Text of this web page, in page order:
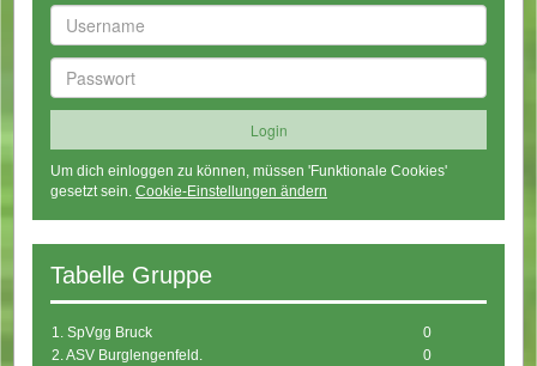
Um dich einloggen zu können, müssen 'Funktionale Cookies'
gesetzt sein. Cookie-Einstellungen ändern
Tabelle Gruppe
1. SpVgg Bruck
0
2. ASV Burglengenfeld.
0